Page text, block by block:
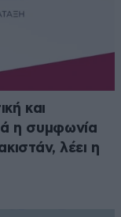
και
η συμφωνία
λέει η